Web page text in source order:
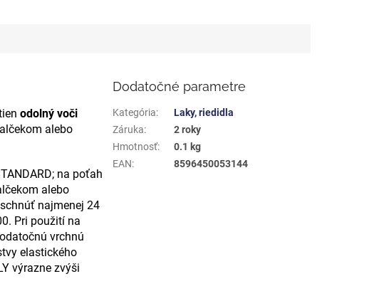
odolný voči
alebo
na poťah
alebo
najmenej 24
Pri použití na
vrchnú
elastického
výrazne zvýši
Dodatočné parametre
Kategória:
Laky, riedidla
Záruka:
2 roky
Hmotnosť:
0.1 kg
EAN: 8596450053144